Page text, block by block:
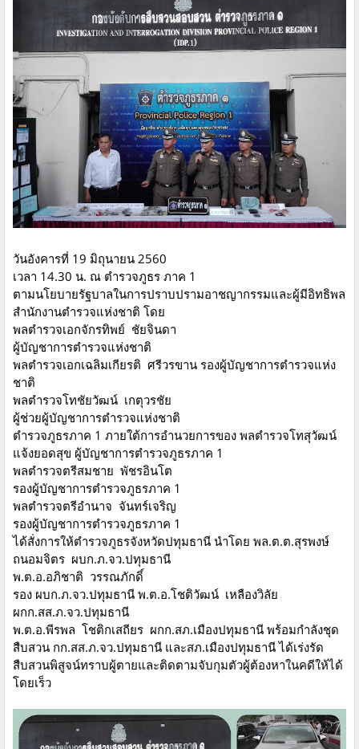
วันอังคารที่ 19 มิถุนายน 2560
เวลา 14.30 น. ณ ตำรวจภูธร ภาค 1
ตามนโยบายรัฐบาลในการปราบปรามอาชญากรรมและผู้มีอิทธิพล
สำนักงานตำรวจแห่งชาติ โดย
พลตำรวจเอกจักรทิพย์ ชัยจินดา
ผู้บัญชาการตำรวจแห่งชาติ
พลตำรวจเอกเฉลิมเกียรติ ศรีวรขาน รองผู้บัญชาการตำรวจแห่ง
ชาติ
พลตำรวจโทชัยวัฒน์ เกตุวรชัย
ผู้ช่วยผู้บัญชาการตำรวจแห่งชาติ
ตำรวจภูธรภาค 1 ภายใต้การอำนวยการของ พลตำรวจโทสุวัฒน์
แจ้งยอดสุข ผู้บัญชาการตำรวจภูธรภาค 1
พลตำรวจตรีสมชาย พัชรอินโต
รองผู้บัญชาการตำรวจภูธรภาค 1
พลตำรวจตรีอำนาจ จันทร์เจริญ
รองผู้บัญชาการตำรวจภูธรภาค 1
ได้สั่งการให้ตำรวจภูธรจังหวัดปทุมธานี นำโดย พล.ต.ต.สุรพงษ์
ถนอมจิตร ผบก.ภ.จว.ปทุมธานี
พ.ต.อ.อภิชาติ วรรณภักดิ์
รอง ผบก.ภ.จว.ปทุมธานี พ.ต.อ.โชติวัฒน์ เหลืองวิลัย
ผกก.สส.ภ.จว.ปทุมธานี
พ.ต.อ.พีรพล โชติกเสถียร ผกก.สภ.เมืองปทุมธานี พร้อมกำลังชุด
สืบสวน กก.สส.ภ.จว.ปทุมธานี และสภ.เมืองปทุมธานี ได้เร่งรัด
สืบสวนพิสูจน์ทราบผู้ตายและติดตามจับกุมตัวผู้ต้องหาในคดีให้ได้
โดยเร็ว